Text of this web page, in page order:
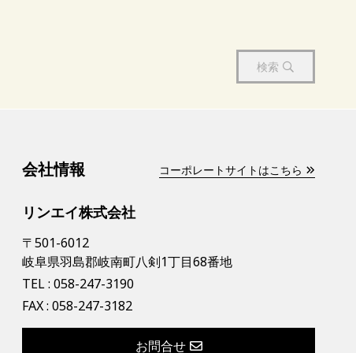
検索
会社情報 コーポレートサイトはこちら
リンエイ株式会社
〒501-6012
岐阜県羽島郡岐南町八剣1丁目68番地
TEL : 058-247-3190
FAX : 058-247-3182
お問合せ